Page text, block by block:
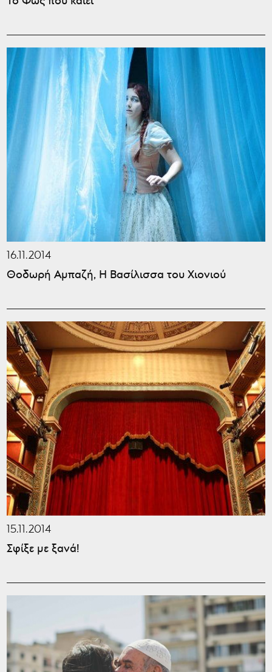
16.11.2014
Θοδωρή Αμπαζή, Η Βασίλισσα του Χιονιού
15.11.2014
Σφίξε με ξανά!